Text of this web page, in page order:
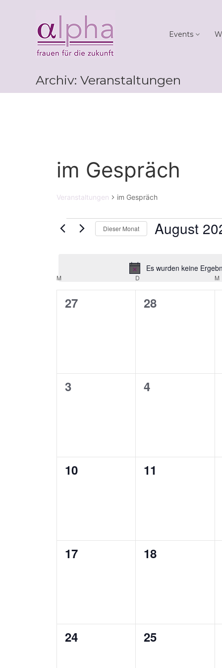
alpha
Frauen
für
die
Events
Archiv: Veranstaltungen
im Gespräch
Veranstaltungen im Gespräch
Veranstaltungen
Es wurden keine
Dieser Monat August
Kalender
von
M D M
0
27
0
28
0
3
0
4
0
10
0
11
0
17
0
18
0
24
0
25